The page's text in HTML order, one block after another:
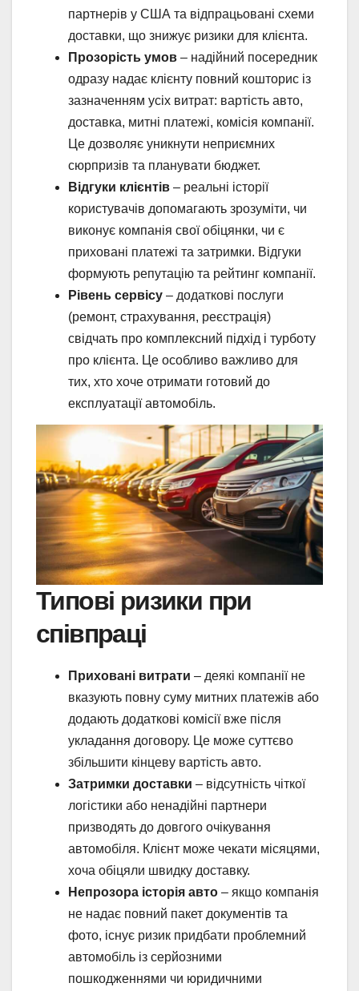
партнерів у США та відпрацьовані схеми
доставки, що знижує ризики для клієнта.
Прозорість умов – надійний посередник
одразу надає клієнту повний кошторис із
зазначенням усіх витрат: вартість авто,
доставка, митні платежі, комісія компанії.
Це дозволяє уникнути неприємних
сюрпризів та планувати бюджет.
Відгуки клієнтів – реальні історії
користувачів допомагають зрозуміти, чи
виконує компанія свої обіцянки, чи є
приховані платежі та затримки. Відгуки
формують репутацію та рейтинг компанії.
Рівень сервісу – додаткові послуги
(ремонт, страхування, реєстрація)
свідчать про комплексний підхід і турботу
про клієнта. Це особливо важливо для
тих, хто хоче отримати готовий до
експлуатації автомобіль.
Типові ризики при
співпраці
Приховані витрати – деякі компанії не
вказують повну суму митних платежів або
додають додаткові комісії вже після
укладання договору. Це може суттєво
збільшити кінцеву вартість авто.
Затримки доставки – відсутність чіткої
логістики або ненадійні партнери
призводять до довгого очікування
автомобіля. Клієнт може чекати місяцями,
хоча обіцяли швидку доставку.
Непрозора історія авто – якщо компанія
не надає повний пакет документів та
фото, існує ризик придбати проблемний
автомобіль із серйозними
пошкодженнями чи юридичними